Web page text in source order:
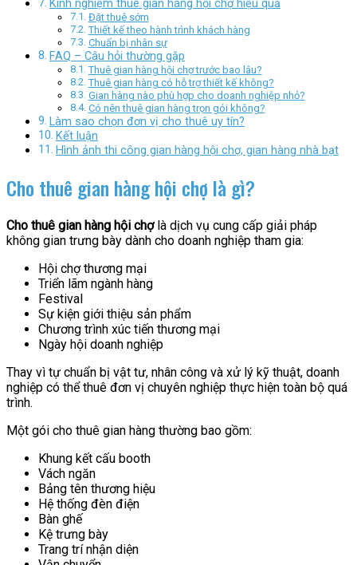
Kinh nghiệm thuê gian hàng hội chợ hiệu quả
Đặt thuê sớm
Thiết kế theo hành trình khách hàng
Chuẩn bị nhân sự
FAQ – Câu hỏi thường gặp
Thuê gian hàng hội chợ trước bao lâu?
Thuê gian hàng có hỗ trợ thiết kế không?
Gian hàng nào phù hợp cho doanh nghiệp nhỏ?
Có nên thuê gian hàng trọn gói không?
Làm sao chọn đơn vị cho thuê uy tín?
Kết luận
Hình ảnh thi công gian hàng hội chợ, gian hàng nhà bạt
Cho thuê gian hàng hội chợ là gì?
Cho thuê gian hàng hội chợlà dịch vụ cung cấp giải pháp
không gian trưng bày dành cho doanh nghiệp tham gia:
Hội chợ thương mại
Triển lãm ngành hàng
Festival
Sự kiện giới thiệu sản phẩm
Chương trình xúc tiến thương mại
Ngày hội doanh nghiệp
Thay vì tự chuẩn bị vật tư, nhân công và xử lý kỹ thuật, doanh
nghiệp có thể thuê đơn vị chuyên nghiệp thực hiện toàn bộ quá
trình.
Một gói cho thuê gian hàng thường bao gồm:
Khung kết cấu booth
Vách ngăn
Bảng tên thương hiệu
Hệ thống đèn điện
Bàn ghế
Kệ trưng bày
Trang trí nhận diện